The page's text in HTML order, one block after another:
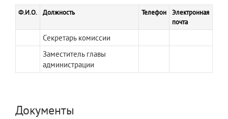
Ф.И.О. Должность Телефон
Электронная
почта
Секретарь комиссии
Заместитель главы
администрации
Документы